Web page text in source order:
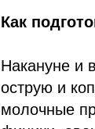
Как
Накануне и
острую и
молочные